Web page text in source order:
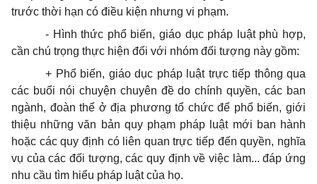
trước thời hạn có điều kiện nhưng vi phạm.
- Hình thức phổ biến, giáo dục pháp luật phù hợp,
cần chú trọng thực hiện đối với nhóm đối tượng này gồm:
+ Phổ biến, giáo dục pháp luật trực tiếp thông qua
các buổi nói chuyện chuyên đề do chính quyền, các ban
ngành, đoàn thể ở địa phương tổ chức để phổ biến, giới
thiệu những văn bản quy phạm pháp luật mới ban hành
hoặc các quy định có liên quan trực tiếp đến quyền, nghĩa
vụ của các đối tượng, các quy định về việc làm... đáp ứng
nhu cầu tìm hiểu pháp luật của họ.